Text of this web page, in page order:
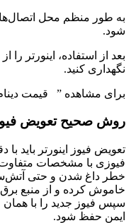
به طور منظم محل اتصال‌ها
شود.
بعد از استفاده، اینورتر
نگهداری کنید.
برای مشاهده ” قیمت
روش صحیح تعویض فیوز
تعویض فیوز اینورتر باید
فیوزی با مشخصات متفاوت
خطر داغ شدن و حتی
خاموش کرده و از منبع برق
سپس فیوز جدید را با
ایمن حفظ شود.